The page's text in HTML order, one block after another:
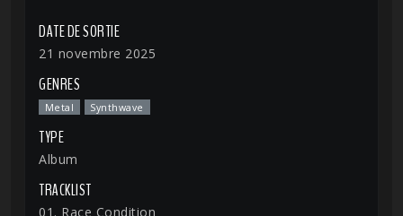
DATE DE SORTIE
21 novembre 2025
GENRES
Metal Synthwave
TYPE
Album
TRACKLIST
01. Race Condition